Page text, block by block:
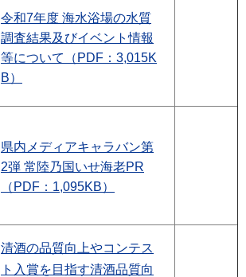
令和7年度 海水浴場の水質
調査結果及びイベント情報
等について（PDF：3,015K
B）
県内メディアキャラバン第
2弾 常陸乃国いせ海老PR
（PDF：1,095KB）
清酒の品質向上やコンテス
ト入賞を目指す清酒品質向